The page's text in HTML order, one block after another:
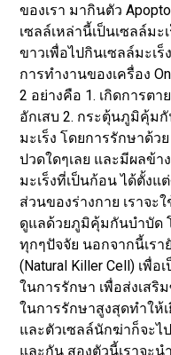
ของเรา มากินตัว
เซลล์เหล่านี้เป็นเซลล์มะ
ขาวเพื่อไปกินเซลล์มะเ
การทำงานของเครื่อง
2 อย่างคือ 1. เกิดการตา
อักเสบ 2. กระตุ้นภูมิคุ้ม
มะเร็ง โดยการรักษาด้ว
ปวดใดๆเลย และมีผลข้า
มะเร็งที่เป็นก้อน ได้ตั้งแ
ส่วนของร่างกาย เราจะ
ดูแลด้วยภูมิคุ้มกันบำบัด
ทุกๆปัจจัย นอกจากนี้เรา
(Natural Killer Cell) เพื่
ในการรักษา เพื่อส่งเส
ในการรักษาสูงสุดทำให้
และตัวเซลล์นักฆ่าก็จะไ
และกัน สองตัวนี้เราจะน